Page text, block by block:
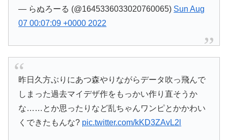
— らぬろーる (@1645336033020760065) Sun Aug
07 00:07:09 +0000 2022
昨日久方ぶりにあつ森やりながらデータ吹っ飛んで
しまった過去マイデザ作をもっかい作り直そうか
な……とか思ったりなど乱ちゃんワンピとかかわい
くできたもんな? pic.twitter.com/kKD3ZAvL2l